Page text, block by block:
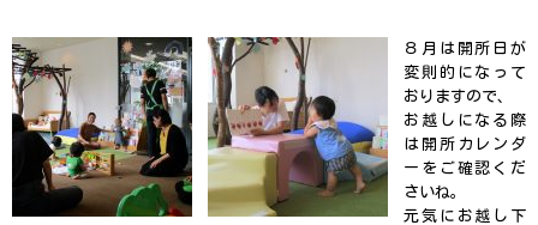
８月は開所日が
変則的になって
おりますので、
お越しになる際
は開所カレンダ
ーをご確認くだ
さいね。
元気にお越し下